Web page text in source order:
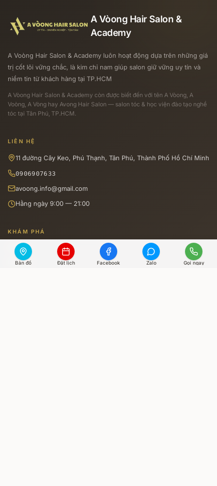
A Vòong Hair Salon &
Academy
A Voòng Hair Salon & Academy luôn hoạt động dựa trên những giá
trị cốt lõi vững chắc, là kim chỉ nam giúp salon giữ vững uy tín và
niềm tin từ khách hàng tại TP.HCM
A Vòong Hair Salon & Academy còn được biết đến với tên A Vòong, A
Voòng, A Vòng hay Avong Hair Salon — salon tóc & học viện đào tạo nghề
tóc tại Tân Phú, TP.HCM.
LIÊN HỆ
11 đường Cây Keo, Phú Thạnh, Tân Phú, Thành Phố Hồ Chí Minh
0906907633
avoong.info@gmail.com
Hằng ngày 9:00 — 21:00
KHÁM PHÁ
Dịch vụ
Đào tạo
Bản đồ Đặt lịch Facebook Zalo Gọi ngay